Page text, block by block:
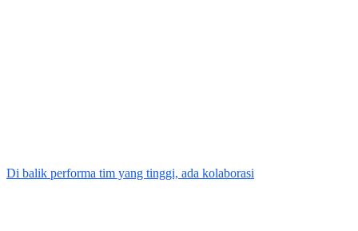
Di balik performa tim yang tinggi, ada kolaborasi